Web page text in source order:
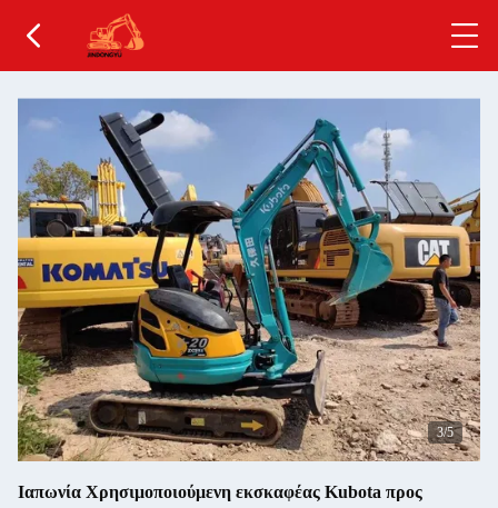
4/5
Ιαπωνία Χρησιμοποιούμενη εκσκαφέας Kubota προς